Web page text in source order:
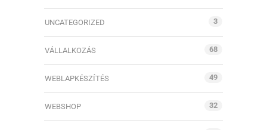
UNCATEGORIZED 3
VÁLLALKOZÁS 68
WEBLAPKÉSZÍTÉS 49
WEBSHOP 32